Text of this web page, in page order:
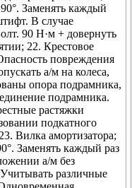
Заменять каждый
В случае
90 Н·м + довернуть
22. Крестовое
повреждения
а/м на колеса,
опора подрамника,
подрамника.
растяжки
подкатного
Вилка амортизатора;
Заменять каждый раз
а/м без
различные